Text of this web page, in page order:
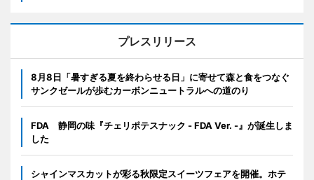
プレスリリース
8月8日「暑すぎる夏を終わらせる日」に寄せて森と食をつなぐ
サンクゼールが歩むカーボンニュートラルへの道のり
FDA 静岡の味『チェリポテスナック - FDA Ver. -』が誕生しま
した
シャインマスカットが彩る秋限定スイーツフェアを開催。ホテ